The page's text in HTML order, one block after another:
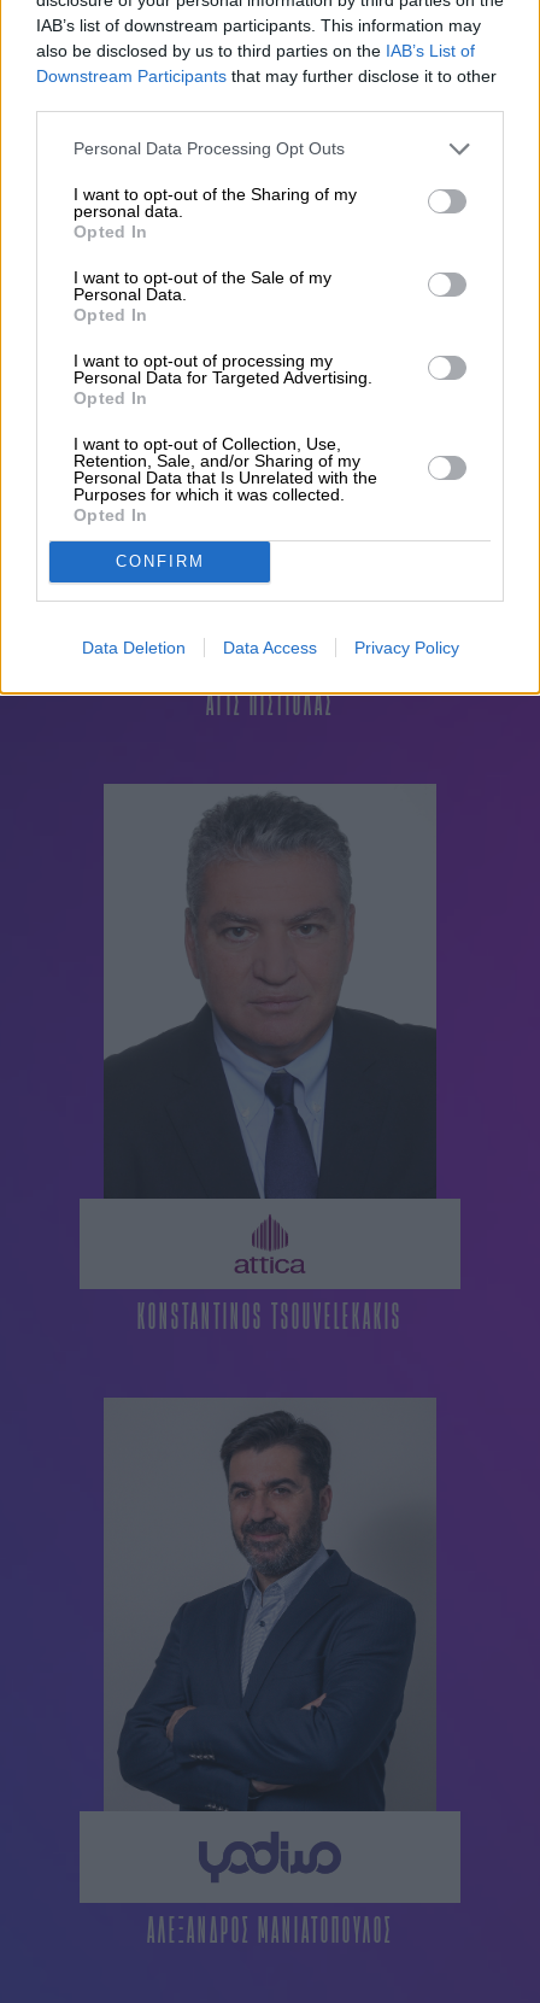
IAB’s list of downstream participants. This information may
also be disclosed by us to third parties on the IAB’s List of
Downstream Participants that may further disclose it to other
Personal Data Processing Opt Outs
I want to opt-out of the Sharing of my
personal data.
Opted In
I want to opt-out of the Sale of my
Personal Data.
Opted In
I want to opt-out of processing my
Personal Data for Targeted Advertising.
Opted In
I want to opt-out of Collection, Use,
Retention, Sale, and/or Sharing of my
Personal Data that Is Unrelated with the
Purposes for which it was collected.
Opted In
CONFIRM
Data Deletion Data Access Privacy Policy
OUR ECOSYSTEM
ΑΓΙΣ ΠΙΣΤΙΟΛΑΣ
KONSTANTINOS TSOUVELEKAKIS
ΑΛΕΞΑΝΔΡΟΣ ΜΑΝΙΑΤΟΠΟΥΛΟΣ